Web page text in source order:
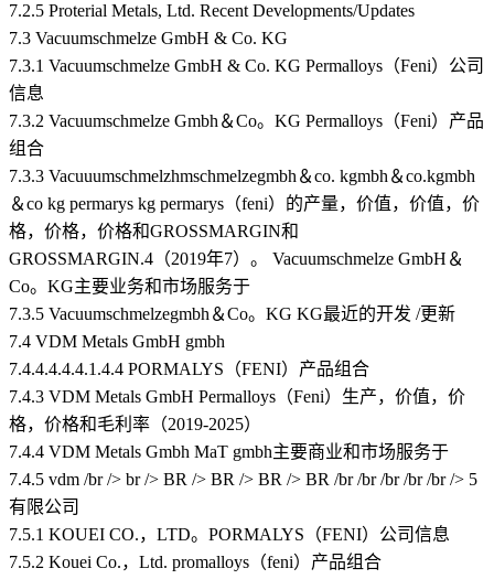
7.2.5 Proterial Metals, Ltd. Recent Developments/Updates
7.3 Vacuumschmelze GmbH & Co. KG
7.3.1 Vacuumschmelze GmbH & Co. KG Permalloys（Feni）公司
信息
7.3.2 Vacuumschmelze Gmbh＆Co。KG Permalloys（Feni）产品
组合
7.3.3 Vacuuumschmelzhmschmelzegmbh＆co. kgmbh＆co.kgmbh
＆co kg permarys kg permarys（feni）的产量，价值，价值，价
格，价格，价格和GROSSMARGIN和
GROSSMARGIN.4（2019年7）。 Vacuumschmelze GmbH＆
Co。KG主要业务和市场服务于
7.3.5 Vacuumschmelzegmbh＆Co。KG KG最近的开发 /更新
7.4 VDM Metals GmbH gmbh
7.4.4.4.4.4.1.4.4 PORMALYS（FENI）产品组合
7.4.3 VDM Metals GmbH Permalloys（Feni）生产，价值，价
格，价格和毛利率（2019-2025）
7.4.4 VDM Metals Gmbh MaT gmbh主要商业和市场服务于
7.4.5 vdm /br /> br /> BR /> BR /> BR /> BR /br /br /br /br /br /> 5
有限公司
7.5.1 KOUEI CO.，LTD。PORMALYS（FENI）公司信息
7.5.2 Kouei Co.，Ltd. promalloys（feni）产品组合